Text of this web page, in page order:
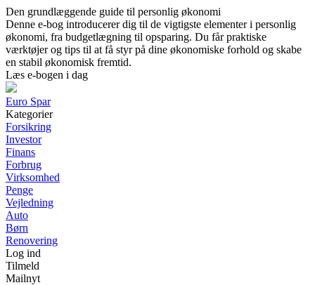
Den grundlæggende guide til personlig økonomi
Denne e-bog introducerer dig til de vigtigste elementer i personlig
økonomi, fra budgetlægning til opsparing. Du får praktiske
værktøjer og tips til at få styr på dine økonomiske forhold og skabe
en stabil økonomisk fremtid.
Læs e-bogen i dag
Euro Spar
Kategorier
Forsikring
Investor
Finans
Forbrug
Virksomhed
Penge
Vejledning
Auto
Børn
Renovering
Log ind
Tilmeld
Mailnyt